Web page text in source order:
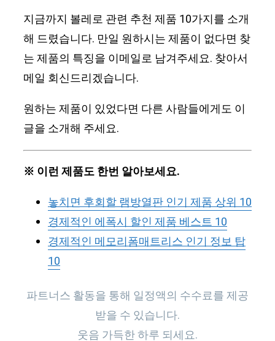
지금까지 볼레로 관련 추천 제품 10가지를 소개
해 드렸습니다. 만일 원하시는 제품이 없다면 찾
는 제품의 특징을 이메일로 남겨주세요. 찾아서
메일 회신드리겠습니다.
원하는 제품이 있었다면 다른 사람들에게도 이
글을 소개해 주세요.
※ 이런 제품도 한번 알아보세요.
놓치면 후회할 램방열판 인기 제품 상위 10
경제적인 에폭시 할인 제품 베스트 10
경제적인 메모리폼매트리스 인기 정보 탑
10
파트너스 활동을 통해 일정액의 수수료를 제공
받을 수 있습니다.
웃음 가득한 하루 되세요.